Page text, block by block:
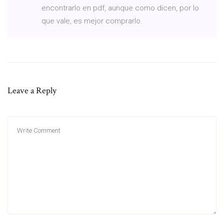
encontrarlo en pdf, aunque como dicen, por lo
que vale, es mejor comprarlo.
Leave a Reply